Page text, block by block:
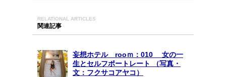
RELATIONAL ARTICLES
関連記事
妄想ホテル rooｍ：010 女の一
生とセルフポートレート （写真・
文：フクサコアヤコ）